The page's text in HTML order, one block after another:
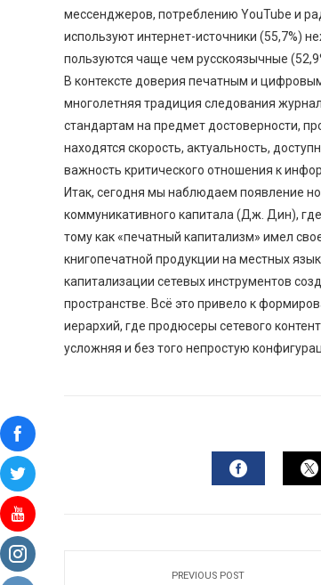
мессенджеров, потреблению YouTube и
используют интернет-источники (55,7%)
пользуются чаще чем русскоязычные
В контексте доверия печатным и
многолетняя традиция следования
стандартам на предмет достоверности,
находятся скорость, актуальность,
важность критического отношения к
Итак, сегодня мы наблюдаем появление
коммуникативного капитала (Дж. Дин),
тому как «печатный капитализм» имел
книгопечатной продукции на местных
капитализации сетевых инструментов
пространстве. Всё это привело к
иерархий, где продюсеры сетевого
усложняя и без того непростую
PREVIOUS POST